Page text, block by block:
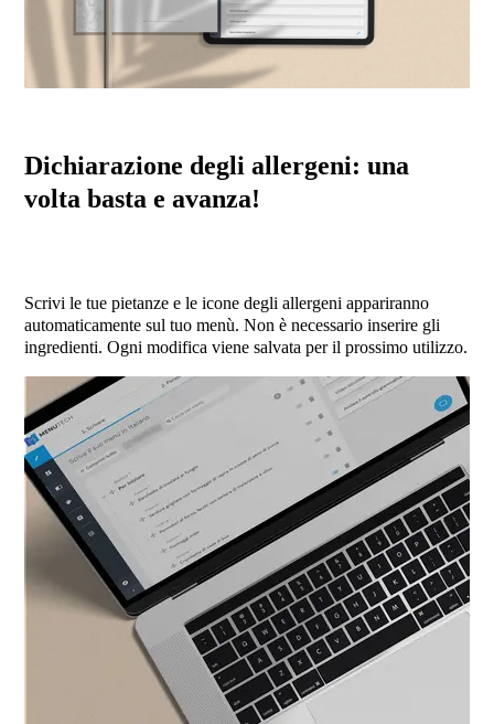
Dichiarazione degli allergeni: una
volta basta e avanza!
Scrivi le tue pietanze e le icone degli allergeni appariranno
automaticamente sul tuo menù. Non è necessario inserire gli
ingredienti. Ogni modifica viene salvata per il prossimo utilizzo.